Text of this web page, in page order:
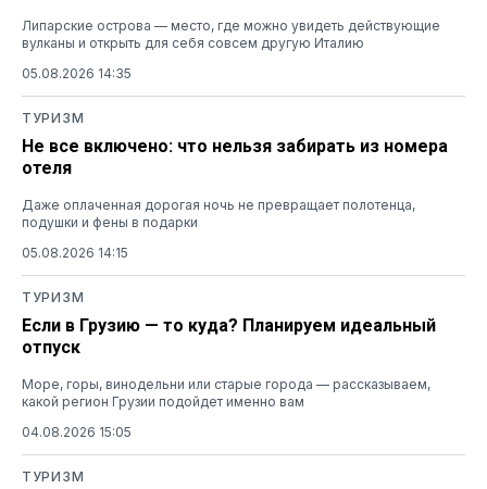
Липарские острова — место, где можно увидеть действующие
вулканы и открыть для себя совсем другую Италию
05.08.2026 14:35
ТУРИЗМ
Не все включено: что нельзя забирать из номера
отеля
Даже оплаченная дорогая ночь не превращает полотенца,
подушки и фены в подарки
05.08.2026 14:15
ТУРИЗМ
Если в Грузию — то куда? Планируем идеальный
отпуск
Море, горы, винодельни или старые города — рассказываем,
какой регион Грузии подойдет именно вам
04.08.2026 15:05
ТУРИЗМ